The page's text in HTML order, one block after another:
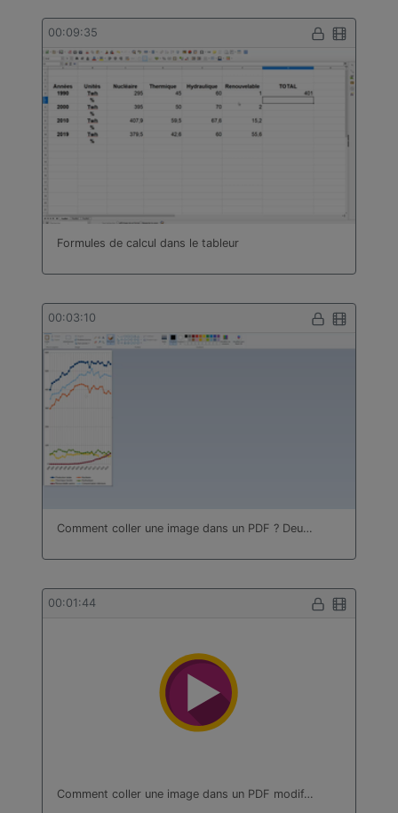
00:09:35
Formules de calcul dans le tableur
00:03:10
Comment coller une image dans un PDF ? Deu…
00:01:44
Comment coller une image dans un PDF modif…